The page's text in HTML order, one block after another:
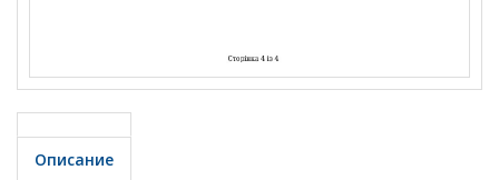
Описание